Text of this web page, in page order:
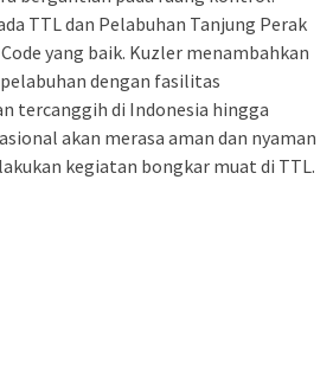
TTL dan Pelabuhan Tanjung Perak
yang baik. Kuzler menambahkan
dengan fasilitas
tercanggih di Indonesia hingga
akan merasa aman dan nyaman
kegiatan bongkar muat di TTL.